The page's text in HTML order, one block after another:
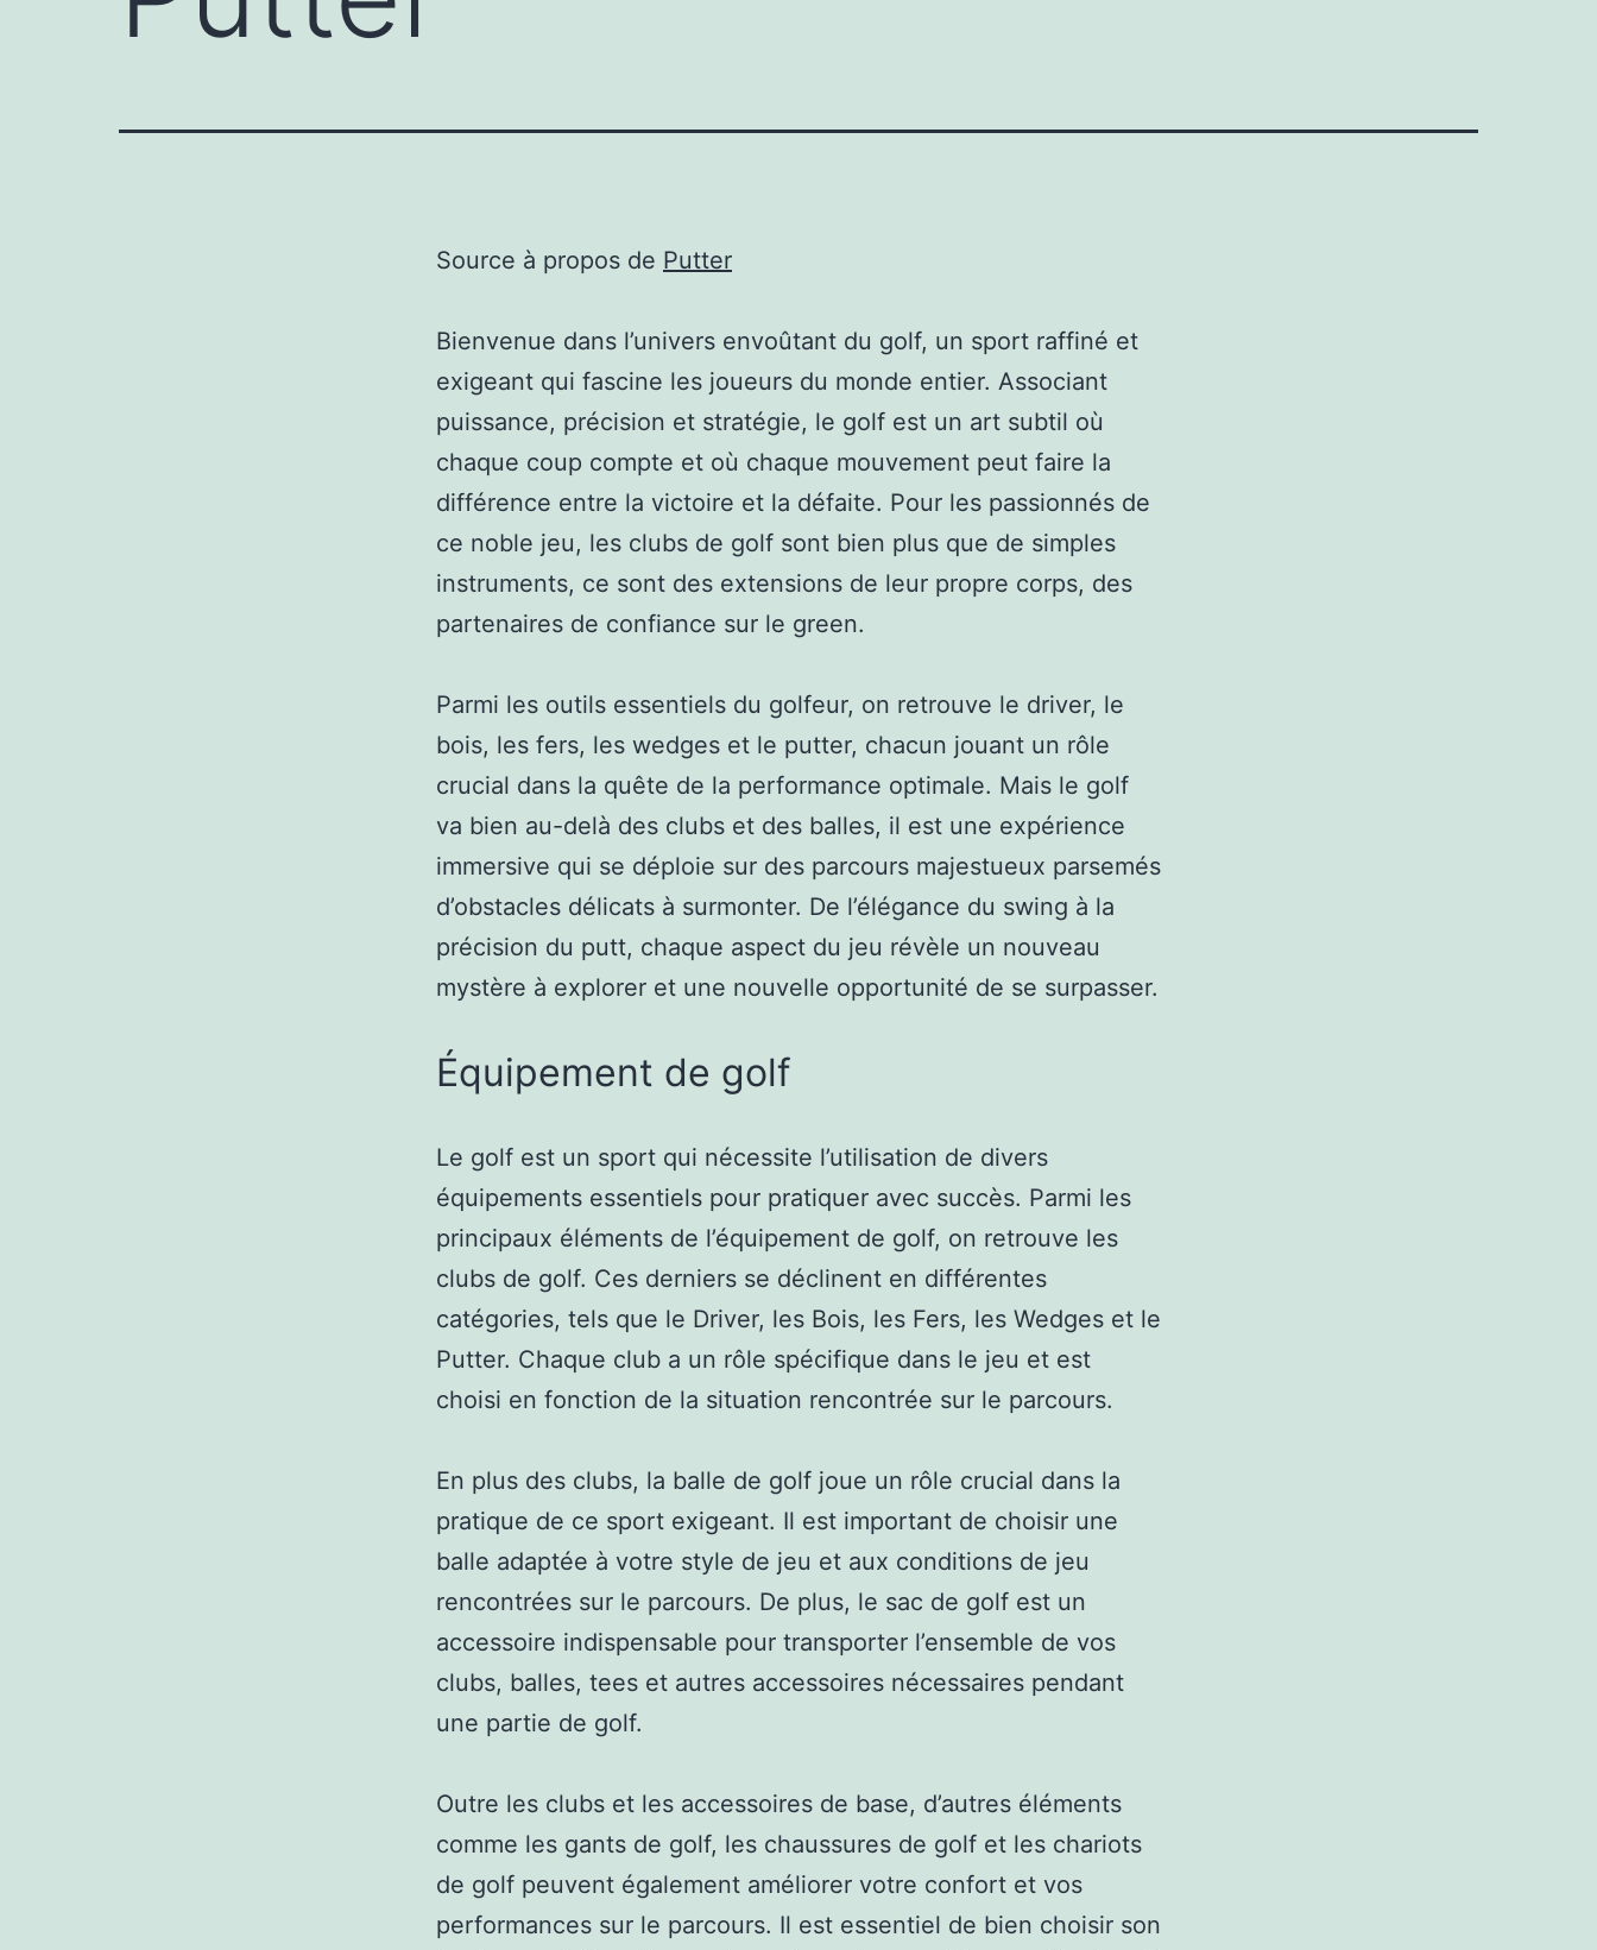
Source à propos de Putter
Bienvenue dans l’univers envoûtant du golf, un sport raffiné et
exigeant qui fascine les joueurs du monde entier. Associant
puissance, précision et stratégie, le golf est un art subtil où
chaque coup compte et où chaque mouvement peut faire la
différence entre la victoire et la défaite. Pour les passionnés de
ce noble jeu, les clubs de golf sont bien plus que de simples
instruments, ce sont des extensions de leur propre corps, des
partenaires de confiance sur le green.
Parmi les outils essentiels du golfeur, on retrouve le driver, le
bois, les fers, les wedges et le putter, chacun jouant un rôle
crucial dans la quête de la performance optimale. Mais le golf
va bien au-delà des clubs et des balles, il est une expérience
immersive qui se déploie sur des parcours majestueux parsemés
d’obstacles délicats à surmonter. De l’élégance du swing à la
précision du putt, chaque aspect du jeu révèle un nouveau
mystère à explorer et une nouvelle opportunité de se surpasser.
Équipement de golf
Le golf est un sport qui nécessite l’utilisation de divers
équipements essentiels pour pratiquer avec succès. Parmi les
principaux éléments de l’équipement de golf, on retrouve les
clubs de golf. Ces derniers se déclinent en différentes
catégories, tels que le Driver, les Bois, les Fers, les Wedges et le
Putter. Chaque club a un rôle spécifique dans le jeu et est
choisi en fonction de la situation rencontrée sur le parcours.
En plus des clubs, la balle de golf joue un rôle crucial dans la
pratique de ce sport exigeant. Il est important de choisir une
balle adaptée à votre style de jeu et aux conditions de jeu
rencontrées sur le parcours. De plus, le sac de golf est un
accessoire indispensable pour transporter l’ensemble de vos
clubs, balles, tees et autres accessoires nécessaires pendant
une partie de golf.
Outre les clubs et les accessoires de base, d’autres éléments
comme les gants de golf, les chaussures de golf et les chariots
de golf peuvent également améliorer votre confort et vos
performances sur le parcours. Il est essentiel de bien choisir son